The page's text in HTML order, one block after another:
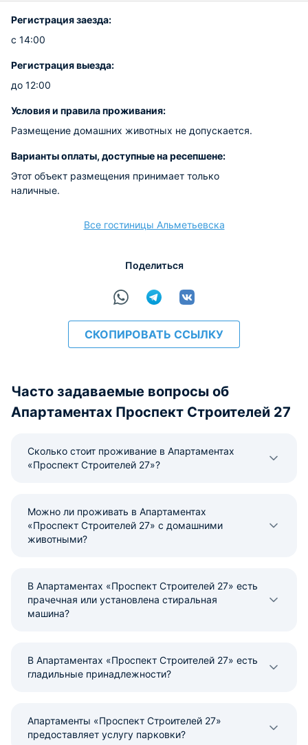
Регистрация заезда:
с 14:00
Регистрация выезда:
до 12:00
Условия и правила проживания:
Размещение домашних животных не допускается.
Варианты оплаты, доступные на ресепшене:
Этот объект размещения принимает только
наличные.
Все гостиницы Альметьевска
Поделиться
СКОПИРОВАТЬ ССЫЛКУ
Часто задаваемые вопросы об
Апартаментах Проспект Строителей 27
Сколько стоит проживание в Апартаментах
«Проспект Строителей 27»?
Можно ли проживать в Апартаментах
«Проспект Строителей 27» с домашними
животными?
В Апартаментах «Проспект Строителей 27» есть
прачечная или установлена стиральная
машина?
В Апартаментах «Проспект Строителей 27» есть
гладильные принадлежности?
Апартаменты «Проспект Строителей 27»
предоставляет услугу парковки?